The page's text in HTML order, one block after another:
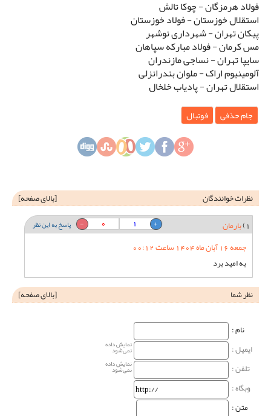
فولاد هرمزگان - چوکا تالش
استقلال خوزستان - فولاد خوزستان
پیکان تهران - شهرداری نوشهر
مس کرمان - فولاد مبارکه سپاهان
سایپا تهران - نساجی مازندران
آلومینیوم اراک - ملوان بندرانزلی
استقلال تهران - پادیاب خلخال
جام حذفی فوتبال
نظرات خوانندگان [بالای صفحه]
1) بارمان پاسخ به این نظر 0
1
جمعه 16 آبان ماه 1404 ساعت 00:12
به امید برد
نظر شما
[بالای صفحه]
نام‌ :
ایمیل :
نمایش داده
نمی‌شود
تلفن : نمایش داده
نمی‌شود
وبگاه‌ :
متن :